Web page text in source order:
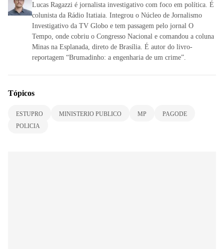
Lucas Ragazzi é jornalista investigativo com foco em política. É
colunista da Rádio Itatiaia. Integrou o Núcleo de Jornalismo
Investigativo da TV Globo e tem passagem pelo jornal O
Tempo, onde cobriu o Congresso Nacional e comandou a coluna
Minas na Esplanada, direto de Brasília. É autor do livro-
reportagem “Brumadinho: a engenharia de um crime”.
Tópicos
ESTUPRO MINISTERIO PUBLICO MP
PAGODE
POLICIA